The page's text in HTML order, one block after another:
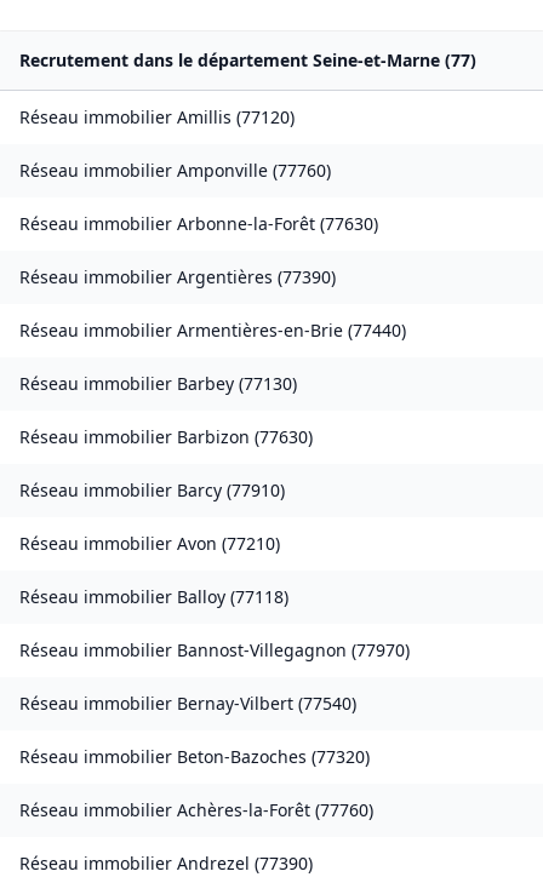
Recrutement dans le département Seine-et-Marne (77)
Réseau immobilier Amillis (77120)
Réseau immobilier Amponville (77760)
Réseau immobilier Arbonne-la-Forêt (77630)
Réseau immobilier Argentières (77390)
Réseau immobilier Armentières-en-Brie (77440)
Réseau immobilier Barbey (77130)
Réseau immobilier Barbizon (77630)
Réseau immobilier Barcy (77910)
Réseau immobilier Avon (77210)
Réseau immobilier Balloy (77118)
Réseau immobilier Bannost-Villegagnon (77970)
Réseau immobilier Bernay-Vilbert (77540)
Réseau immobilier Beton-Bazoches (77320)
Réseau immobilier Achères-la-Forêt (77760)
Réseau immobilier Andrezel (77390)